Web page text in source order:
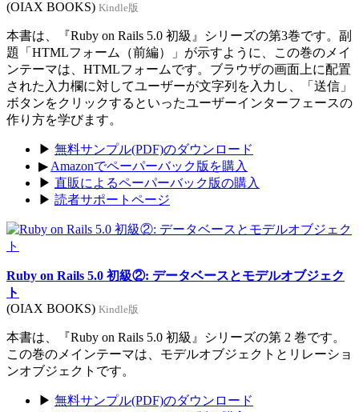
(OIAX BOOKS) Kindle版
本書は、『Ruby on Rails 5.0 初級』シリーズの第3巻です。副
題「HTMLフォーム（前編）」が示すように、この巻のメイ
ンテーマは、HTMLフォームです。ブラウザの画面上に配置
された入力欄に対してユーザーが文字列を入力し、「送信」
ボタンをクリックするといったユーザーインターフェースの
作り方を学びます。
▶ 無料サンプル(PDF)のダウンロード
▶ Amazonでペーパーバック版を購入
▶ 直販によるペーパーバック版の購入
▶ 読者サポートページ
Ruby on Rails 5.0 初級②: データベースとモデルオブジェク
ト
(OIAX BOOKS) Kindle版
本書は、『Ruby on Rails 5.0 初級』シリーズの第 2 巻です。
この巻のメインテーマは、モデルオブジェクトとリレーショ
ンオブジェクトです。
▶ 無料サンプル(PDF)のダウンロード